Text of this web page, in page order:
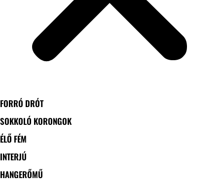
FORRÓ DRÓT
SOKKOLÓ KORONGOK
ÉLŐ FÉM
INTERJÚ
HANGERŐMŰ